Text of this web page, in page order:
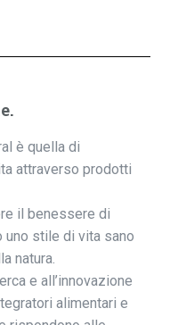
è quella di
attraverso prodotti
il benessere di
uno stile di vita sano
natura.
e all’innovazione
alimentari e